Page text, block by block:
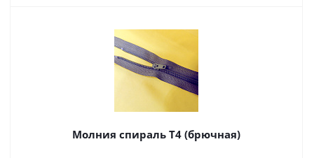
Молния спираль Т4 (брючная)